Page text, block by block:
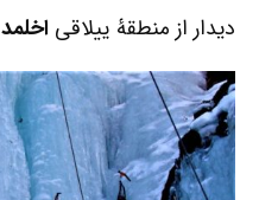
دیدار از منطقۀ ییلاقی اخلمد